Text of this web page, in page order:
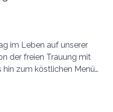
im Leben auf unserer
der freien Trauung mit
hin zum köstlichen Menü
Sie bei der